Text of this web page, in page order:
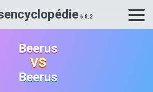
Rechercher une carte Dokkan
Beerus
VS
Beerus